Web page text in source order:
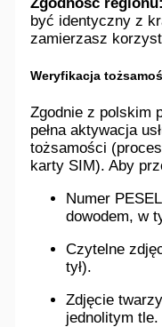
być identyczny z
zamierzasz
Weryfikacja
Zgodnie z polskim
pełna aktywacja
tożsamości
karty SIM). Aby
Numer
dowodem, w
Czytelne
tył).
Zdjęcie
jednolitym tle.